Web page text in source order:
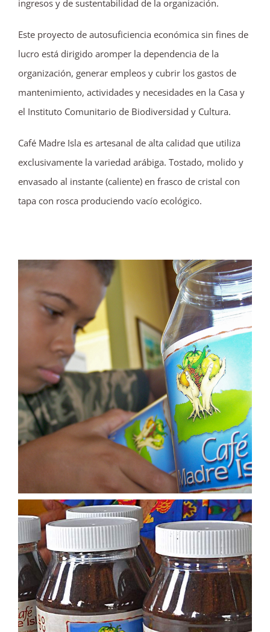
ingresos y de sustentabilidad de la organización.
Este proyecto de autosuficiencia económica sin fines de
lucro está dirigido aromper la dependencia de la
organización, generar empleos y cubrir los gastos de
mantenimiento, actividades y necesidades en la Casa y
el Instituto Comunitario de Biodiversidad y Cultura.
Café Madre Isla es artesanal de alta calidad que utiliza
exclusivamente la variedad arábiga. Tostado, molido y
envasado al instante (caliente) en frasco de cristal con
tapa con rosca produciendo vacío ecológico.